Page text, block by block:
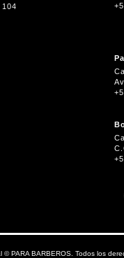
©PARA BARBEROS. Todos los